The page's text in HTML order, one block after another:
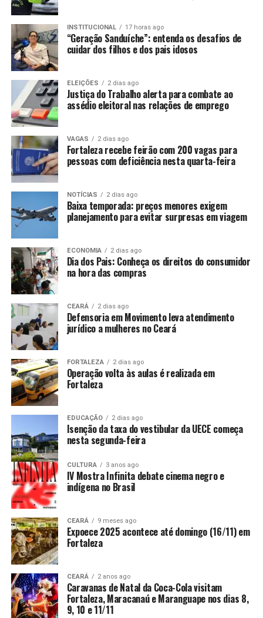
INSTITUCIONAL 17 horas ago
“Geração Sanduíche”: entenda os desafios de
cuidar dos filhos e dos pais idosos
ELEIÇÕES 2 dias ago
Justiça do Trabalho alerta para combate ao
assédio eleitoral nas relações de emprego
VAGAS 2 dias ago
Fortaleza recebe feirão com 200 vagas para
pessoas com deficiência nesta quarta-feira
NOTÍCIAS 2 dias ago
Baixa temporada: preços menores exigem
planejamento para evitar surpresas em viagem
ECONOMIA 2 dias ago
Dia dos Pais: Conheça os direitos do consumidor
na hora das compras
CEARÁ 2 dias ago
Defensoria em Movimento leva atendimento
jurídico a mulheres no Ceará
FORTALEZA 2 dias ago
Operação volta às aulas é realizada em
Fortaleza
EDUCAÇÃO 2 dias ago
Isenção da taxa do vestibular da UECE começa
nesta segunda-feira
CULTURA 3 anos ago
IV Mostra Infinita debate cinema negro e
indígena no Brasil
CEARÁ 9 meses ago
Expoece 2025 acontece até domingo (16/11) em
Fortaleza
CEARÁ 2 anos ago
Caravanas de Natal da Coca-Cola visitam
Fortaleza, Maracanaú e Maranguape nos dias 8,
9, 10 e 11/11